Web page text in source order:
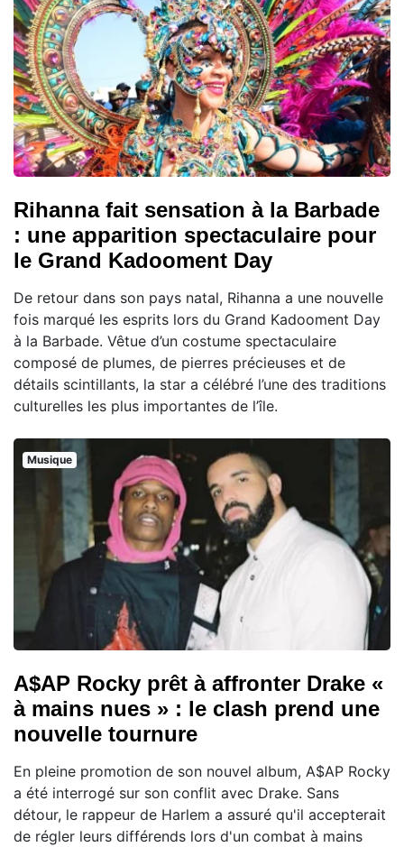
Rihanna fait sensation à la Barbade
: une apparition spectaculaire pour
le Grand Kadooment Day
De retour dans son pays natal, Rihanna a une nouvelle
fois marqué les esprits lors du Grand Kadooment Day
à la Barbade. Vêtue d’un costume spectaculaire
composé de plumes, de pierres précieuses et de
détails scintillants, la star a célébré l’une des traditions
culturelles les plus importantes de l’île.
Musique
A$AP Rocky prêt à affronter Drake «
à mains nues » : le clash prend une
nouvelle tournure
En pleine promotion de son nouvel album, A$AP Rocky
a été interrogé sur son conflit avec Drake. Sans
détour, le rappeur de Harlem a assuré qu'il accepterait
de régler leurs différends lors d'un combat à mains